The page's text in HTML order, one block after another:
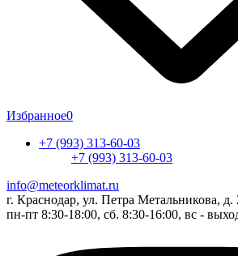
Избранное0
+7 (993) 313-60-03
+7 (993) 313-60-03
info@meteorklimat.ru
г. Краснодар, ул. Петра Метальникова, д.
пн-пт 8:30-18:00, сб. 8:30-16:00, вс -